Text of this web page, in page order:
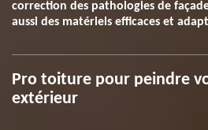
correction des pathologies de
aussi des matériels efficaces et
Pro toiture pour peindre
extérieur